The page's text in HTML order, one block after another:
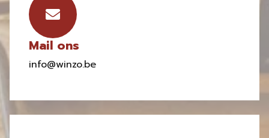
Mail ons
info@winzo.be